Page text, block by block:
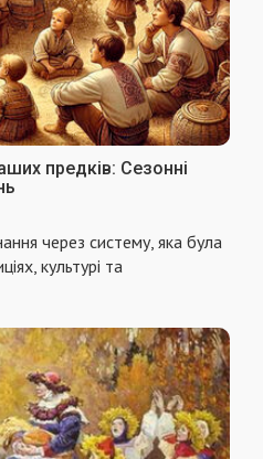
предків: Сезонні
через систему, яка була
культурі та